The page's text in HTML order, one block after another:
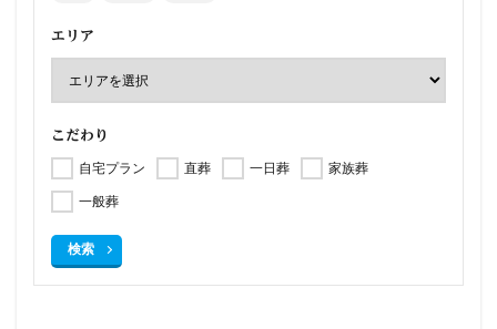
エリア
こだわり
自宅プラン 直葬 一日葬
家族葬
一般葬
検索